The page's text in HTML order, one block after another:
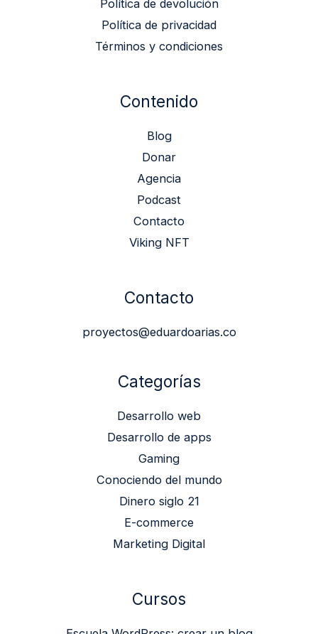
Política de devolución
Política de privacidad
Términos y condiciones
Contenido
Blog
Donar
Agencia
Podcast
Contacto
Viking NFT
Contacto
proyectos@eduardoarias.co
Categorías
Desarrollo web
Desarrollo de apps
Gaming
Conociendo del mundo
Dinero siglo 21
E-commerce
Marketing Digital
Cursos